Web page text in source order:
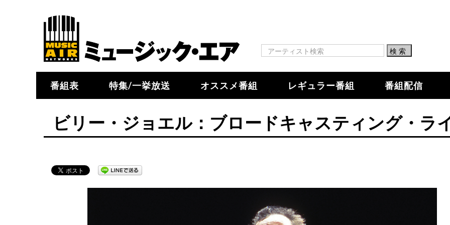
番組表 特集/一挙放送 オススメ番組 レギュラー番組 番組配信
ビリー・ジョエル：ブロードキャスティング・ラ